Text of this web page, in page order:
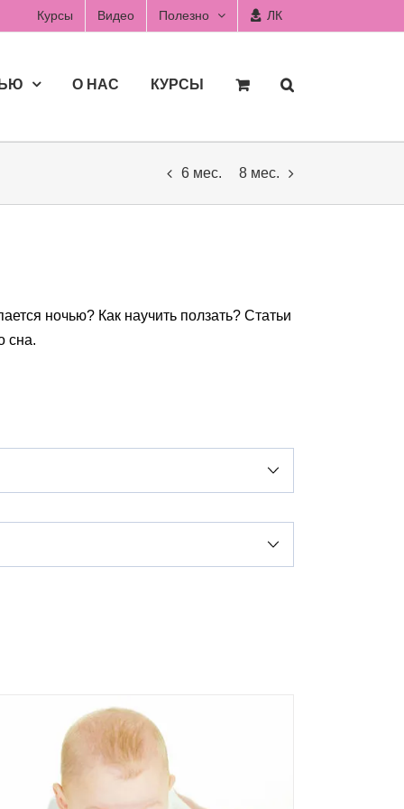
Курсы Видео Полезно ЛК
О НАС КУРСЫ
6 мес. 8 мес.
ночью? Как научить ползать? Статьи
сна.